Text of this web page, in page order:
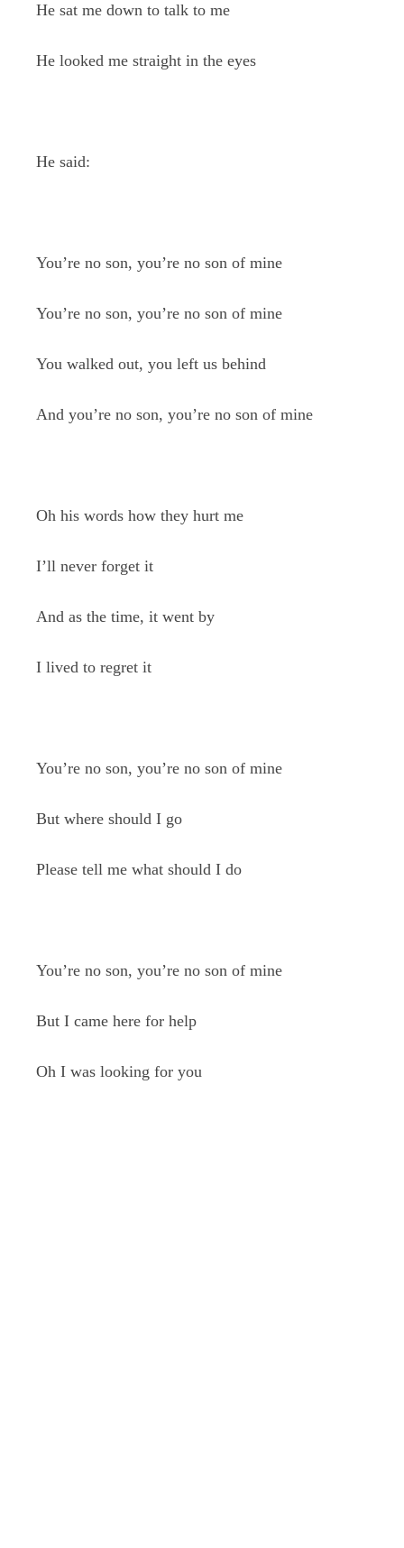
He sat me down to talk to me
He looked me straight in the eyes
He said:
You’re no son, you’re no son of mine
You’re no son, you’re no son of mine
You walked out, you left us behind
And you’re no son, you’re no son of mine
Oh his words how they hurt me
I’ll never forget it
And as the time, it went by
I lived to regret it
You’re no son, you’re no son of mine
But where should I go
Please tell me what should I do
You’re no son, you’re no son of mine
But I came here for help
Oh I was looking for you